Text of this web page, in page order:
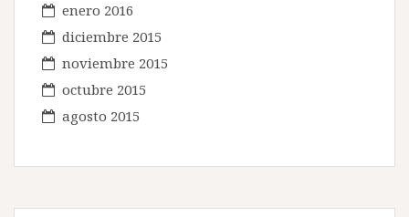
enero 2016
diciembre 2015
noviembre 2015
octubre 2015
agosto 2015